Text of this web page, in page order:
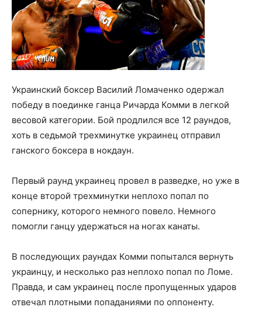
Украинский боксер Василий Ломаченко одержал
победу в поединке ганца Ричарда Комми в легкой
весовой категории. Бой продлился все 12 раундов,
хоть в седьмой трехминутке украинец отправил
ганского боксера в нокдаун.
Первый раунд украинец провел в разведке, но уже в
конце второй трехминутки неплохо попал по
сопернику, которого немного повело. Немного
помогли ганцу удержаться на ногах канаты.
В последующих раундах Комми попытался вернуть
украинцу, и несколько раз неплохо попал по Ломе.
Правда, и сам украинец после пропущенных ударов
отвечал плотными попаданиями по оппоненту.